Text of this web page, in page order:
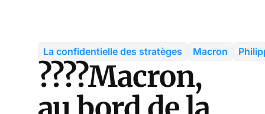
La confidentielle des stratèges Macron
????Macron,